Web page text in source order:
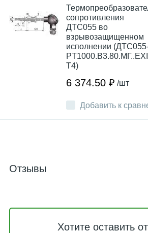
Добавить к
сопротивления
ДТС055 во
взрывозащищенном
исполнении
Т4)
6 374.50 ₽ /шт
Отзывы
Хотите оставить